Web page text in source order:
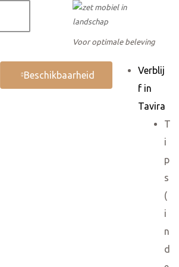
Voor optimale beleving
Beschikbaarheid
Verblij
f in
Tavira
T
i
p
s
(
i
n
d